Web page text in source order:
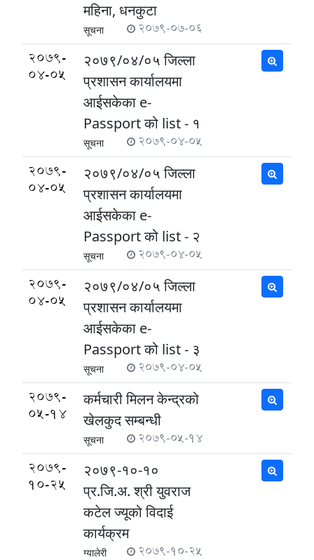
महिना, धनकुटा
सूचना 2079-07-06
2079-
04-05
२०७९/०४/०५ जिल्ला
प्रशासन कार्यालयमा
आईसकेका e-
Passport को list - १
सूचना 2079-04-05
2079-
04-05
२०७९/०४/०५ जिल्ला
प्रशासन कार्यालयमा
आईसकेका e-
Passport को list - २
सूचना 2079-04-05
2079-
04-05
२०७९/०४/०५ जिल्ला
प्रशासन कार्यालयमा
आईसकेका e-
Passport को list - ३
सूचना 2079-04-05
2079-
05-14
कर्मचारी मिलन केन्द्रको
खेलकुद सम्बन्धी
सूचना 2079-05-14
2079-
10-25
२०७९-१०-१०
प्र.जि.अ. श्री युवराज
कटेल ज्यूको विदाई
कार्यक्रम
ग्यालेरी 2079-10-25